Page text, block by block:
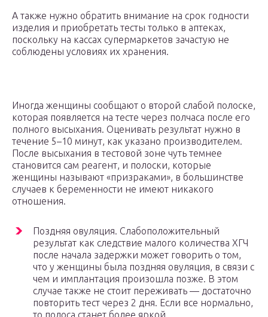
А также нужно обратить внимание на срок годности
изделия и приобретать тесты только в аптеках,
поскольку на кассах супермаркетов зачастую не
соблюдены условиях их хранения.
Иногда женщины сообщают о второй слабой полоске,
которая появляется на тесте через полчаса после его
полного высыхания. Оценивать результат нужно в
течение 5–10 минут, как указано производителем.
После высыхания в тестовой зоне чуть темнее
становится сам реагент, и полоски, которые
женщины называют «призраками», в большинстве
случаев к беременности не имеют никакого
отношения.
Поздняя овуляция. Слабоположительный
результат как следствие малого количества ХГЧ
после начала задержки может говорить о том,
что у женщины была поздняя овуляция, в связи с
чем и имплантация произошла позже. В этом
случае также не стоит переживать — достаточно
повторить тест через 2 дня. Если все нормально,
то полоса станет более яркой.